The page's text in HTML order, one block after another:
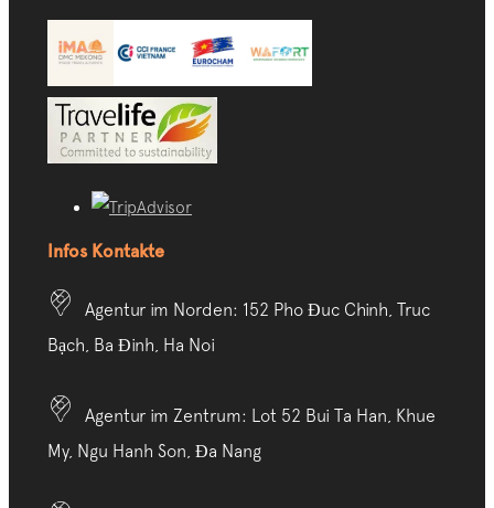
Infos Kontakte
Agentur im Norden: 152 Pho Đuc Chinh, Truc
Bạch, Ba Đinh, Ha Noi
Agentur im Zentrum: Lot 52 Bui Ta Han, Khue
My, Ngu Hanh Son, Đa Nang